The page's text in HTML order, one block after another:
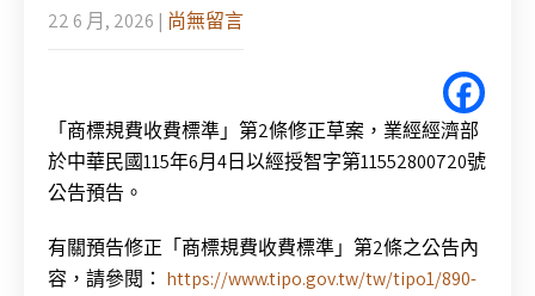
22 6 月, 2026 | 尚無留言
「商標規費收費標準」第2條修正草案，業經經濟部
於中華民國115年6月4日以經授智字第11552800720號
公告預告。
有關預告修正「商標規費收費標準」第2條之公告內
容，請參閱： https://www.tipo.gov.tw/tw/tipo1/890-